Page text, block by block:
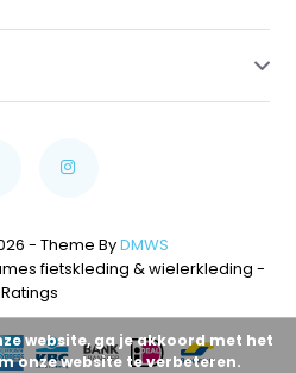
- Theme ByDMWS
fietskleding & wielerkleding -
Ratings
website, ga je akkoord met het
onze website te verbeteren.